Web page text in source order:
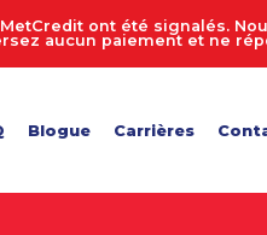
ont été signalés.
aucun paiement et ne
Blogue Carrières